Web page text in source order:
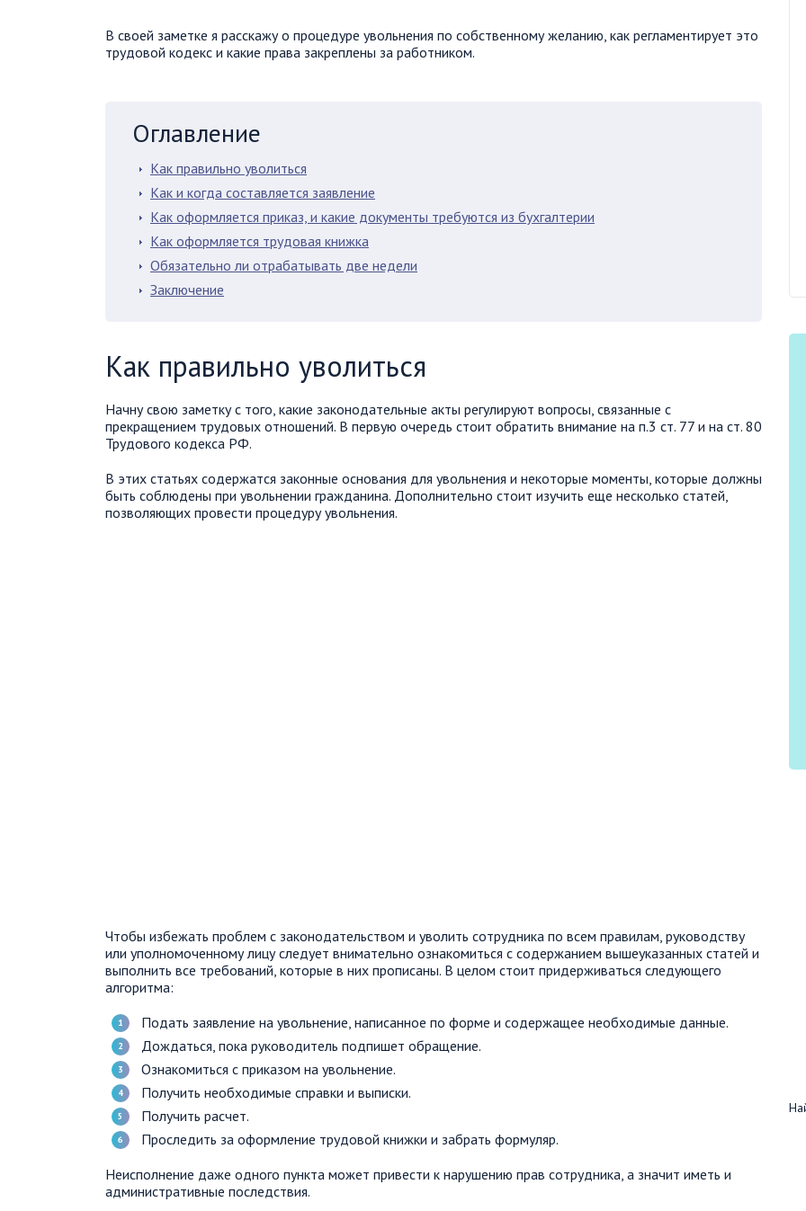
В своей заметке я расскажу о процедуре увольнения по собственному желанию, как регламентирует это
трудовой кодекс и какие права закреплены за работником.
Оглавление
Как правильно уволиться
Как и когда составляется заявление
Как оформляется приказ, и какие документы требуются из бухгалтерии
Как оформляется трудовая книжка
Обязательно ли отрабатывать две недели
Заключение
Как правильно уволиться
Начну свою заметку с того, какие законодательные акты регулируют вопросы, связанные с
прекращением трудовых отношений. В первую очередь стоит обратить внимание на п.3 ст. 77 и на ст. 80
Трудового кодекса РФ.
В этих статьях содержатся законные основания для увольнения и некоторые моменты, которые должны
быть соблюдены при увольнении гражданина. Дополнительно стоит изучить еще несколько статей,
позволяющих провести процедуру увольнения.
Чтобы избежать проблем с законодательством и уволить сотрудника по всем правилам, руководству
или уполномоченному лицу следует внимательно ознакомиться с содержанием вышеуказанных статей и
выполнить все требований, которые в них прописаны. В целом стоит придерживаться следующего
алгоритма:
Подать заявление на увольнение, написанное по форме и содержащее необходимые данные.
Дождаться, пока руководитель подпишет обращение.
Ознакомиться с приказом на увольнение.
Получить необходимые справки и выписки.
Получить расчет.
Проследить за оформление трудовой книжки и забрать формуляр.
Неисполнение даже одного пункта может привести к нарушению прав сотрудника, а значит иметь и
административные последствия.